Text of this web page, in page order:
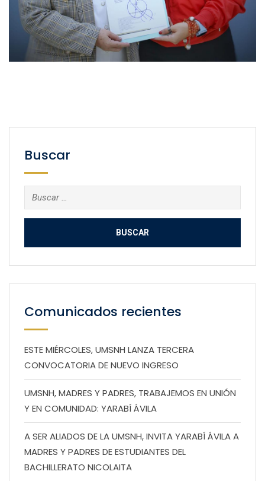
Buscar
Buscar:
Comunicados recientes
ESTE MIÉRCOLES, UMSNH LANZA TERCERA
CONVOCATORIA DE NUEVO INGRESO
UMSNH, MADRES Y PADRES, TRABAJEMOS EN UNIÓN
Y EN COMUNIDAD: YARABÍ ÁVILA
A SER ALIADOS DE LA UMSNH, INVITA YARABÍ ÁVILA A
MADRES Y PADRES DE ESTUDIANTES DEL
BACHILLERATO NICOLAITA